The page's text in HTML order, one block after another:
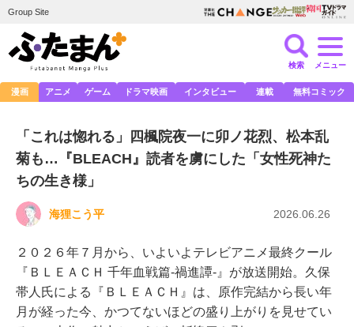
Group Site
検索 メニュー
漫画 アニメ ゲーム ドラマ映画 インタビュー 連載 無料コミック
「これは惚れる」四楓院夜一に卯ノ花烈、松本乱
菊も…『BLEACH』読者を虜にした「女性死神た
ちの生き様」
海狸こう平 2026.06.26
２０２６年７月から、いよいよテレビアニメ最終クール
『ＢＬＥＡＣＨ 千年血戦篇-禍進譚-』が放送開始。久保
帯人氏による『ＢＬＥＡＣＨ』は、原作完結から長い年
月が経った今、かつてないほどの盛り上がりを見せてい